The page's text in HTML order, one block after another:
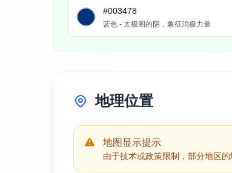
#003478
蓝色 - 太极图的阴，象征消极力量
地理位置
地图显示提示
由于技术或政策限制，部分地区